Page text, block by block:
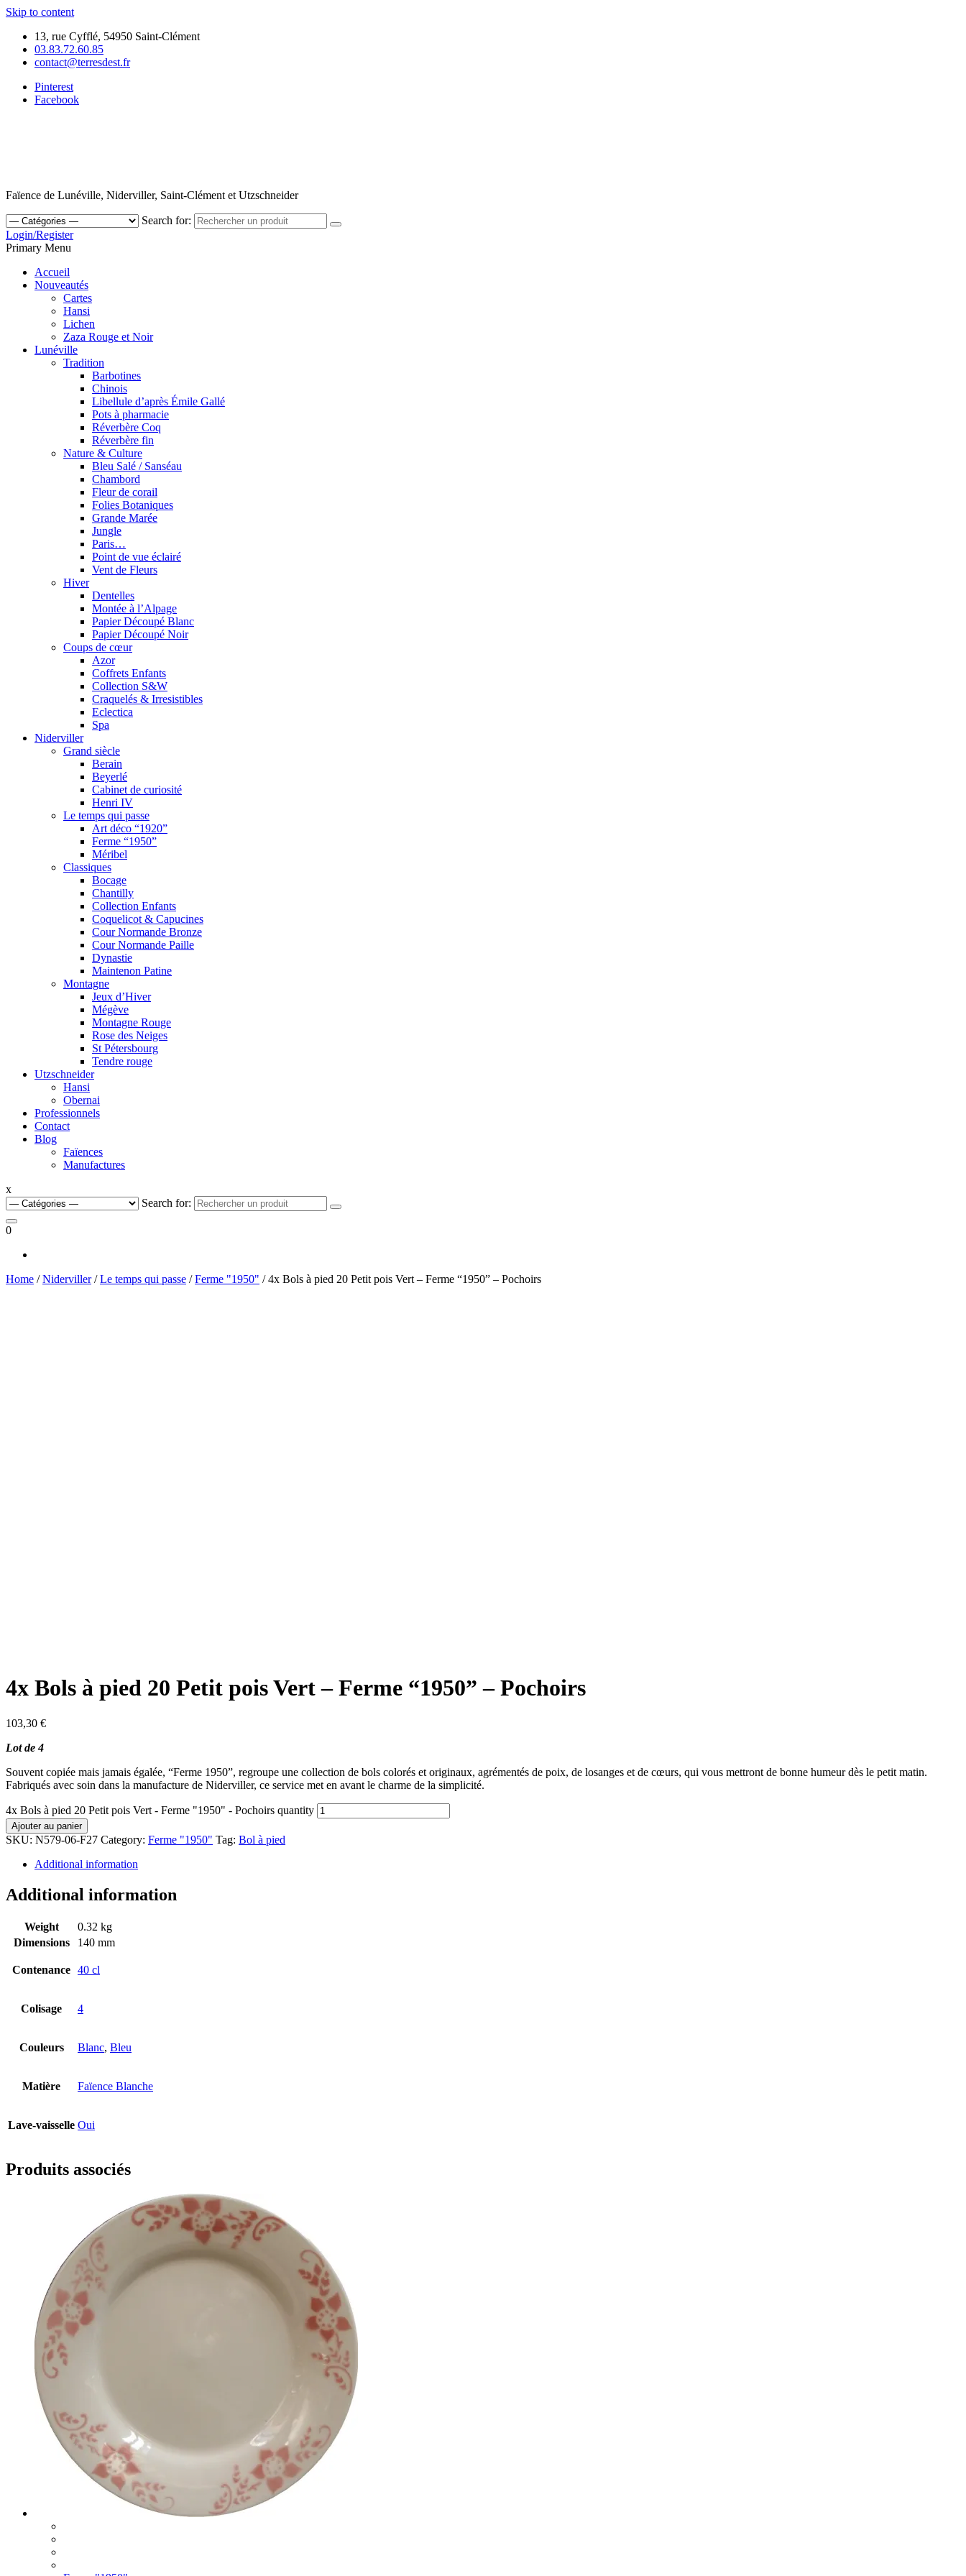
Skip to content
13, rue Cyfflé, 54950 Saint-Clément
03.83.72.60.85
contact@terresdest.fr
Pinterest
Facebook
Faïence de Lunéville, Niderviller, Saint-Clément et Utzschneider
Search for:
Login/Register
Primary Menu
Accueil
Nouveautés
Cartes
Hansi
Lichen
Zaza Rouge et Noir
Lunéville
Tradition
Barbotines
Chinois
Libellule d’après Émile Gallé
Pots à pharmacie
Réverbère Coq
Réverbère fin
Nature & Culture
Bleu Salé / Sanséau
Chambord
Fleur de corail
Folies Botaniques
Grande Marée
Jungle
Paris…
Point de vue éclairé
Vent de Fleurs
Hiver
Dentelles
Montée à l’Alpage
Papier Découpé Blanc
Papier Découpé Noir
Coups de cœur
Azor
Coffrets Enfants
Collection S&W
Craquelés & Irresistibles
Eclectica
Spa
Niderviller
Grand siècle
Berain
Beyerlé
Cabinet de curiosité
Henri IV
Le temps qui passe
Art déco “1920”
Ferme “1950”
Méribel
Classiques
Bocage
Chantilly
Collection Enfants
Coquelicot & Capucines
Cour Normande Bronze
Cour Normande Paille
Dynastie
Maintenon Patine
Montagne
Jeux d’Hiver
Mégève
Montagne Rouge
Rose des Neiges
St Pétersbourg
Tendre rouge
Utzschneider
Hansi
Obernai
Professionnels
Contact
Blog
Faïences
Manufactures
x
Search for:
0
Home /Niderviller/Le temps qui passe /Ferme "1950" / 4x Bols à pied 20 Petit pois Vert – Ferme “1950” – Pochoirs
4x Bols à pied 20 Petit pois Vert – Ferme “1950” – Pochoirs
103,30 €
Lot de 4
Souvent copiée mais jamais égalée, “Ferme 1950”, regroupe une collection de bols colorés et originaux, agrémentés de poix, de losanges et de cœurs, qui vous mettront de bonne humeur dès le petit matin.
Fabriqués avec soin dans la manufacture de Niderviller, ce service met en avant le charme de la simplicité.
4x Bols à pied 20 Petit pois Vert - Ferme "1950" - Pochoirs quantity
Ajouter au panier
SKU: N579-06-F27 Category: Ferme "1950" Tag: Bol à pied
Additional information
Additional information
Weight
0.32 kg
Dimensions
140 mm
Contenance 40 cl
Colisage 4
Couleurs Blanc, Bleu
Matière Faïence Blanche
Lave-vaisselle Oui
Produits associés